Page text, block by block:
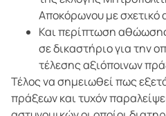
Αποκόρωνου με σχετικό
Και περίπτωση
σε δικαστήριο για την
τέλεσης αξιόποινων
Τέλος να σημειωθεί πως
πράξεων και τυχόν